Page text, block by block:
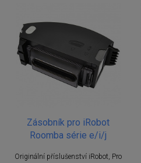
Zásobník pro iRobot
Roomba série e/i/j
Originální příslušenství iRobot, Pro